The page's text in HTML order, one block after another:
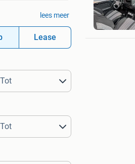
lees meer
Lease